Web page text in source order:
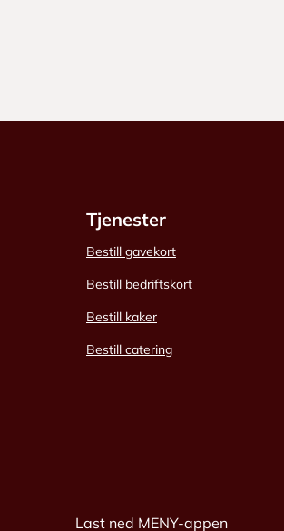
Tjenester
Bestill gavekort
Bestill bedriftskort
Bestill kaker
Bestill catering
Last ned MENY-appen